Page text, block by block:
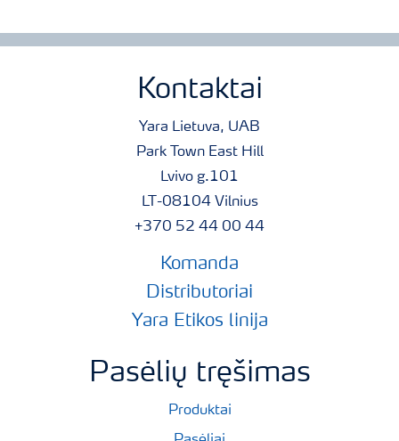
Kontaktai
Yara Lietuva, UAB
Park Town East Hill
Lvivo g.101
LT-08104 Vilnius
+370 52 44 00 44
Komanda
Distributoriai
Yara Etikos linija
Pasėlių tręšimas
Produktai